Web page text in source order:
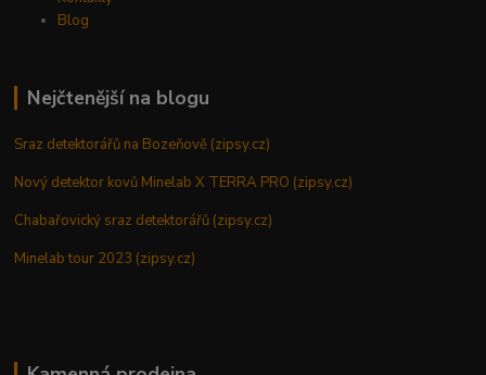
Blog
Nejčtenější na blogu
Sraz detektorářů na Bozeňově (zipsy.cz)
Nový detektor kovů Minelab X TERRA PRO (zipsy.cz)
Chabařovický sraz detektorářů (zipsy.cz)
Minelab tour 2023 (zipsy.cz)